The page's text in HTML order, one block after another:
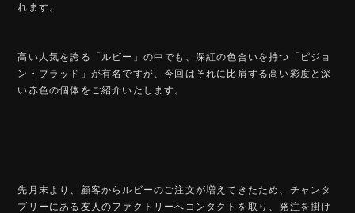
れます。
高い人気を誇る「ルビー」の中でも、深紅の色合いを持つ「ピジョ
ン・ブラッド」が有名ですが、今回はそれに比肩する高い彩度と深
い赤色の個体をご紹介いたします。
先月末より、顧客からルビーのご注文が増えてきたため、チャンタ
ブリーにある友人のファクトリーへコンタクトを取り、発注を掛け